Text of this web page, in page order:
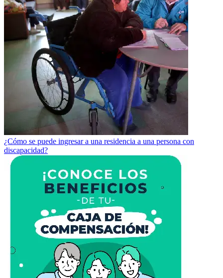
¿Cómo se puede ingresar a una residencia a una persona con
discapacidad?